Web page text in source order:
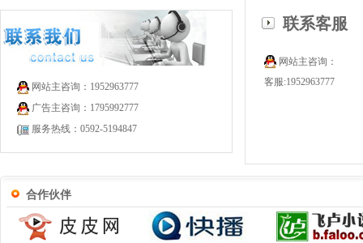
网站主咨询：1952963777
广告主咨询：1795992777
服务热线：0592-5194847
联系客服
网站主咨询：
客服:1952963777
合作伙伴